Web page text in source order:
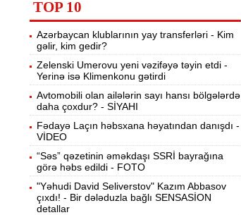
11:36
Əhalimizin yarısı bu xəstəlikdən
əziyyət çəkir -Səbəb
11:19
Azərbaycanda işçi axtarılır -
Əməkhaqqı 10 min manatdır
11:04
Kartdan istədiyiniz qədər köçürmə edə
bilərsiniz -VİDEO
10:50
Ər-arvadın yanaraq ölməsinə görə
həbs edilən var - Evdən 15 min də
oğurlanıb
10:34
Azərbaycanda icra başçısı olmayan
rayonlar -
TOP 10
Azərbaycan klublarının yay transferləri - Kim
gəlir, kim gedir?
Zelenski Umerovu yeni vəzifəyə təyin etdi -
Yerinə isə Klimenkonu gətirdi
Avtomobili olan ailələrin sayı hansı bölgələrdə
daha çoxdur? - SİYAHI
Fədayə Laçın həbsxana həyatından danışdı -
VİDEO
“Səs” qəzetinin əməkdaşı SSRİ bayrağına
görə həbs edildi - FOTO
"Yəhudi David Seliverstov" Kazım Abbasov
çıxdı! - Bir dələduzla bağlı SENSASİON
detallar